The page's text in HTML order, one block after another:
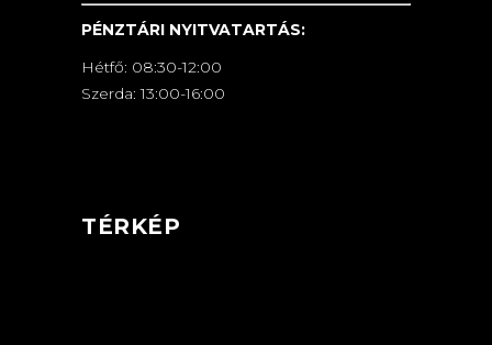
PÉNZTÁRI NYITVATARTÁS:
Hétfő: 08:30-12:00
Szerda: 13:00-16:00
TÉRKÉP